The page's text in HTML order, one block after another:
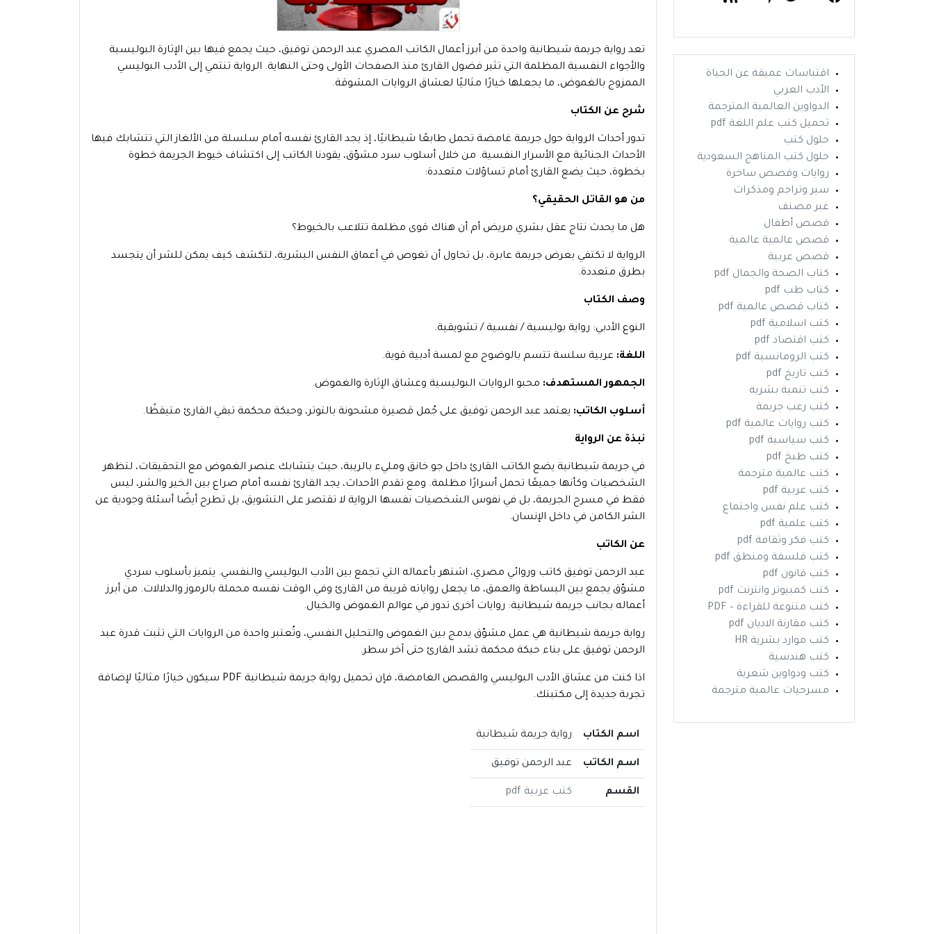
تعد رواية جريمة شيطانية واحدة من أبرز أعمال الكاتب المصري عبد الرحمن توفيق، حيث يجمع فيها بين الإثارة البوليسية
والأجواء النفسية المظلمة التي تثير فضول القارئ منذ الصفحات الأولى وحتى النهاية. الرواية تنتمي إلى الأدب البوليسي
الممزوج بالغموض، ما يجعلها خيارًا مثاليًا لعشاق الروايات المشوقة.
شرح عن الكتاب
تدور أحداث الرواية حول جريمة غامضة تحمل طابعًا شيطانيًا، إذ يجد القارئ نفسه أمام سلسلة من الألغاز التي تتشابك فيها
الأحداث الجنائية مع الأسرار النفسية. من خلال أسلوب سرد مشوّق، يقودنا الكاتب إلى اكتشاف خيوط الجريمة خطوة
بخطوة، حيث يضع القارئ أمام تساؤلات متعددة:
من هو القاتل الحقيقي؟
هل ما يحدث نتاج عقل بشري مريض أم أن هناك قوى مظلمة تتلاعب بالخيوط؟
الرواية لا تكتفي بعرض جريمة عابرة، بل تحاول أن تغوص في أعماق النفس البشرية، لتكشف كيف يمكن للشر أن يتجسد
بطرق متعددة.
وصف الكتاب
النوع الأدبي: رواية بوليسية / نفسية / تشويقية.
اللغة: عربية سلسة تتسم بالوضوح مع لمسة أدبية قوية.
الجمهور المستهدف: محبو الروايات البوليسية وعشاق الإثارة والغموض.
أسلوب الكاتب: يعتمد عبد الرحمن توفيق على جُمل قصيرة مشحونة بالتوتر، وحبكة محكمة تبقي القارئ متيقظًا.
نبذة عن الرواية
في جريمة شيطانية يضع الكاتب القارئ داخل جو خانق ومليء بالريبة، حيث يتشابك عنصر الغموض مع التحقيقات، لتظهر
الشخصيات وكأنها جميعًا تحمل أسرارًا مظلمة. ومع تقدم الأحداث، يجد القارئ نفسه أمام صراع بين الخير والشر، ليس
فقط في مسرح الجريمة، بل في نفوس الشخصيات نفسها الرواية لا تقتصر على التشويق، بل تطرح أيضًا أسئلة وجودية عن
الشر الكامن في داخل الإنسان.
عن الكاتب
عبد الرحمن توفيق كاتب وروائي مصري، اشتهر بأعماله التي تجمع بين الأدب البوليسي والنفسي. يتميز بأسلوب سردي
مشوّق يجمع بين البساطة والعمق، ما يجعل رواياته قريبة من القارئ وفي الوقت نفسه محملة بالرموز والدلالات. من أبرز
أعماله بجانب جريمة شيطانية: روايات أخرى تدور في عوالم الغموض والخيال.
رواية جريمة شيطانية هي عمل مشوّق يدمج بين الغموض والتحليل النفسي، وتُعتبر واحدة من الروايات التي تثبت قدرة عبد
الرحمن توفيق على بناء حبكة محكمة تشد القارئ حتى آخر سطر.
اذا كنت من عشاق الأدب البوليسي والقصص الغامضة، فإن تحميل رواية جريمة شيطانية PDF سيكون خيارًا مثاليًا لإضافة
تجربة جديدة إلى مكتبتك.
اسم الكتاب رواية جريمة شيطانية
اسم الكاتب عبد الرحمن توفيق
القسم كتب عربية pdf
اقتباسات عميقة عن الحياة
الأدب العربي
الدواوين العالمية المترجمة
تحميل كتب علم اللغة pdf
حلول كتب
حلول كتب المناهج السعودية
روايات وقصص ساخرة
سير وتراجم ومذكرات
غير مصنف
قصص أطفال
قصص عالمية عالمية
قصص عربية
كتاب الصحة والجمال pdf
كتاب طب pdf
كتاب قصص عالمية pdf
كتب اسلامية pdf
كتب اقتصاد pdf
كتب الرومانسية pdf
كتب تاريخ pdf
كتب تنمية بشرية
كتب رعب جريمة
كتب روايات عالمية pdf
كتب سياسية pdf
كتب طبخ pdf
كتب عالمية مترجمة
كتب عربية pdf
كتب علم نفس واجتماع
كتب علمية pdf
كتب فكر وثقافة pdf
كتب فلسفة ومنطق pdf
كتب قانون pdf
كتب كمبيوتر وانترنت pdf
كتب متنوعة للقراءة – PDF
كتب مقارنة الاديان pdf
كتب موارد بشرية HR
كتب هندسية
كتب ودواوين شعرية
مسرحيات عالمية مترجمة